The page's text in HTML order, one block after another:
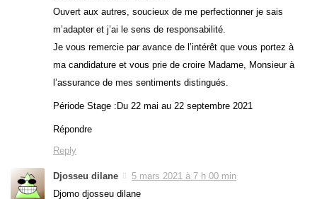
Ouvert aux autres, soucieux de me perfectionner je sais
m’adapter et j’ai le sens de responsabilité.
Je vous remercie par avance de l’intérêt que vous portez à
ma candidature et vous prie de croire Madame, Monsieur à
l’assurance de mes sentiments distingués.
Période Stage :Du 22 mai au 22 septembre 2021
Répondre
Reply
Djosseu dilane
5 mars 2021 à 7 h 00 min
Djomo djosseu dilane